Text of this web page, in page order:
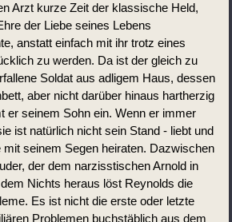
Arzt kurze Zeit der klassische Held,
der Liebe seines Lebens
anstatt einfach mit ihr trotz eines
zu werden. Da ist der gleich zu
Soldat aus adligem Haus, dessen
aber nicht darüber hinaus hartherzig
er seinem Sohn ein. Wenn er immer
ist natürlich nicht sein Stand - liebt und
mit seinem Segen heiraten. Dazwischen
der dem narzisstischen Arnold in
Nichts heraus löst Reynolds die
Es ist nicht die erste oder letzte
Problemen buchstäblich aus dem